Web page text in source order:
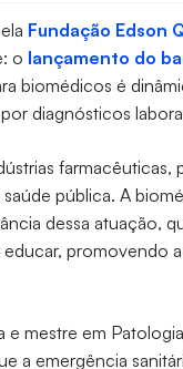
Fundação Edson
o lançamento do
biomédicos é
diagnósticos
farmacêuticas,
pública. A
dessa atuação,
promovendo
mestre em
a emergência